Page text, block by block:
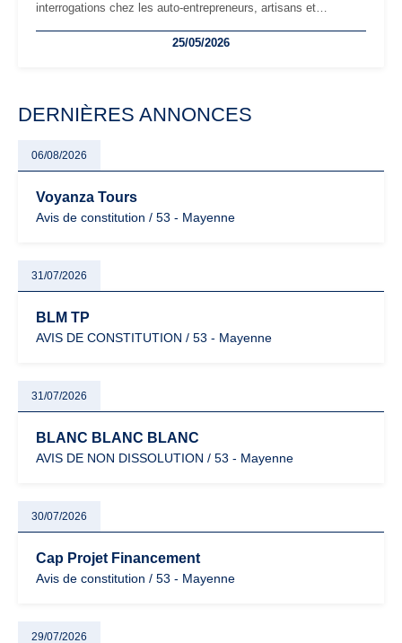
interrogations chez les auto-entrepreneurs, artisans et
facturation ou risque de bascule vers la TVA : les règles
25/05/2026
DERNIÈRES ANNONCES
06/08/2026
Voyanza Tours
Avis de constitution / 53 - Mayenne
31/07/2026
BLM TP
AVIS DE CONSTITUTION / 53 - Mayenne
31/07/2026
BLANC BLANC BLANC
AVIS DE NON DISSOLUTION / 53 - Mayenne
30/07/2026
Cap Projet Financement
Avis de constitution / 53 - Mayenne
29/07/2026